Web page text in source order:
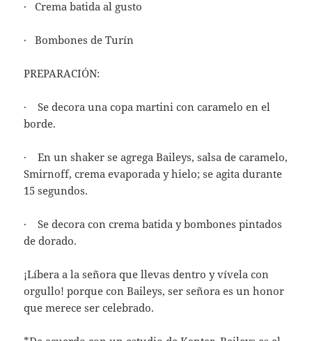
· Crema batida al gusto
· Bombones de Turín
PREPARACIÓN:
· Se decora una copa martini con caramelo en el
borde.
· En un shaker se agrega Baileys, salsa de caramelo,
Smirnoff, crema evaporada y hielo; se agita durante
15 segundos.
· Se decora con crema batida y bombones pintados
de dorado.
¡Líbera a la señora que llevas dentro y vívela con
orgullo! porque con Baileys, ser señora es un honor
que merece ser celebrado.